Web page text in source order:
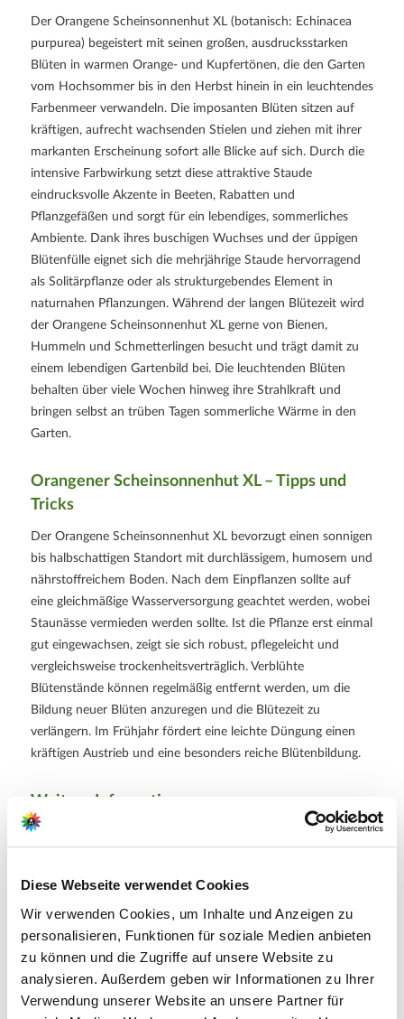
Diese Webseite verwendet Cookies
Wir verwenden Cookies, um Inhalte und Anzeigen zu
personalisieren, Funktionen für soziale Medien anbieten
zu können und die Zugriffe auf unsere Website zu
analysieren. Außerdem geben wir Informationen zu Ihrer
Verwendung unserer Website an unsere Partner für
Der Orangene Scheinsonnenhut XL (botanisch: Echinacea
purpurea) begeistert mit seinen großen, ausdrucksstarken
Blüten in warmen Orange- und Kupfertönen, die den Garten
vom Hochsommer bis in den Herbst hinein in ein leuchtendes
Farbenmeer verwandeln. Die imposanten Blüten sitzen auf
kräftigen, aufrecht wachsenden Stielen und ziehen mit ihrer
markanten Erscheinung sofort alle Blicke auf sich. Durch die
intensive Farbwirkung setzt diese attraktive Staude
eindrucksvolle Akzente in Beeten, Rabatten und
Pflanzgefäßen und sorgt für ein lebendiges, sommerliches
Ambiente. Dank ihres buschigen Wuchses und der üppigen
Blütenfülle eignet sich die mehrjährige Staude hervorragend
als Solitärpflanze oder als strukturgebendes Element in
naturnahen Pflanzungen. Während der langen Blütezeit wird
der Orangene Scheinsonnenhut XL gerne von Bienen,
Hummeln und Schmetterlingen besucht und trägt damit zu
einem lebendigen Gartenbild bei. Die leuchtenden Blüten
behalten über viele Wochen hinweg ihre Strahlkraft und
bringen selbst an trüben Tagen sommerliche Wärme in den
Garten.
Orangener Scheinsonnenhut XL – Tipps und
Tricks
Der Orangene Scheinsonnenhut XL bevorzugt einen sonnigen
bis halbschattigen Standort mit durchlässigem, humosem und
nährstoffreichem Boden. Nach dem Einpflanzen sollte auf
eine gleichmäßige Wasserversorgung geachtet werden, wobei
Staunässe vermieden werden sollte. Ist die Pflanze erst einmal
gut eingewachsen, zeigt sie sich robust, pflegeleicht und
vergleichsweise trockenheitsverträglich. Verblühte
Blütenstände können regelmäßig entfernt werden, um die
Bildung neuer Blüten anzuregen und die Blütezeit zu
verlängern. Im Frühjahr fördert eine leichte Düngung einen
kräftigen Austrieb und eine besonders reiche Blütenbildung.
Weitere Informationen
Imposante, mehrjährige Staude mit großen, leuchtend
orangefarbenen Blüten
Attraktive Nahrungsquelle für Bienen, Hummeln und
Schmetterlinge
Lange Blütezeit mit hoher Fernwirkung im Garten
Lieferumfang je Verpackungseinheit (VE): 1 Stück
Hersteller/Importeur